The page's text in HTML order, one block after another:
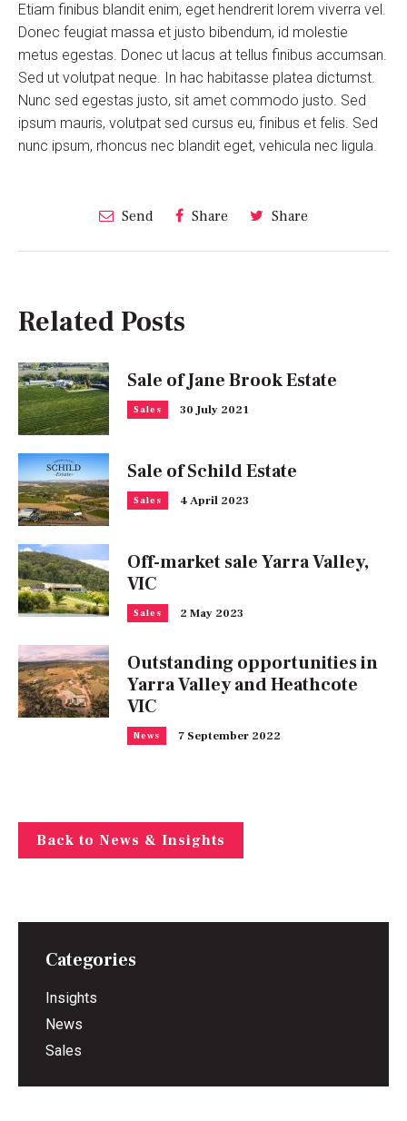
Etiam finibus blandit enim, eget hendrerit lorem viverra vel.
Donec feugiat massa et justo bibendum, id molestie
metus egestas. Donec ut lacus at tellus finibus accumsan.
Sed ut volutpat neque. In hac habitasse platea dictumst.
Nunc sed egestas justo, sit amet commodo justo. Sed
ipsum mauris, volutpat sed cursus eu, finibus et felis. Sed
nunc ipsum, rhoncus nec blandit eget, vehicula nec ligula.
Send Share Share
Related Posts
Sale of Jane Brook Estate
Sales 30 July 2021
Sale of Schild Estate
Sales 4 April 2023
Off-market sale Yarra Valley,
VIC
Sales 2 May 2023
Outstanding opportunities in
Yarra Valley and Heathcote
VIC
News 7 September 2022
Back to News & Insights
Categories
Insights
News
Sales